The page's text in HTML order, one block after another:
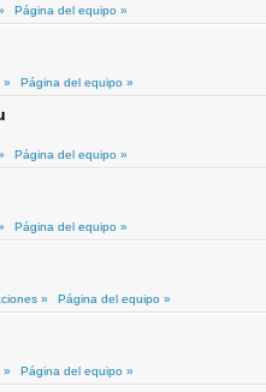
Página del equipo »
»
Página del equipo »
Página del equipo »
Página del equipo »
»
Página del equipo »
»
Página del equipo »